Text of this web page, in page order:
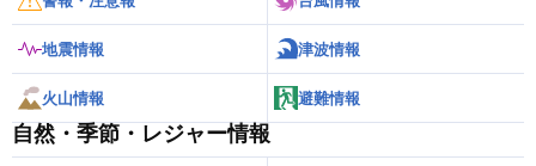
地震情報 津波情報
火山情報 避難情報
自然・季節・レジャー情報